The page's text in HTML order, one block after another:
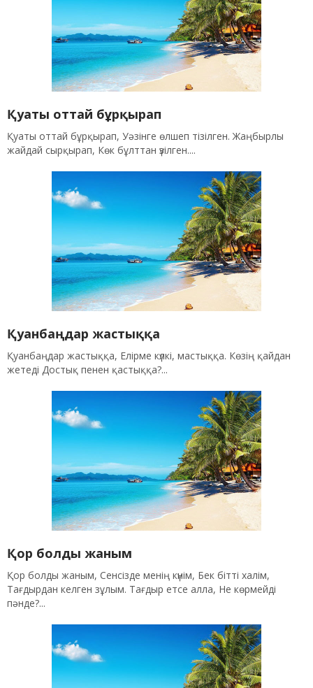
Қуаты оттай бұрқырап
Қуаты оттай бұрқырап, Уәзінге өлшеп тізілген. Жаңбырлы
жайдай сырқырап, Көк бұлттан үзілген....
Қуанбаңдар жастыққа
Қуанбаңдар жастыққа, Елірме күлкі, мастыққа. Көзің қайдан
жетеді Достық пенен қастыққа?...
Қор болды жаным
Қор болды жаным, Сенсізде менің күнім, Бек бітті халім,
Тағдырдан келген зұлым. Тағдыр етсе алла, Не көрмейді
пәнде?...